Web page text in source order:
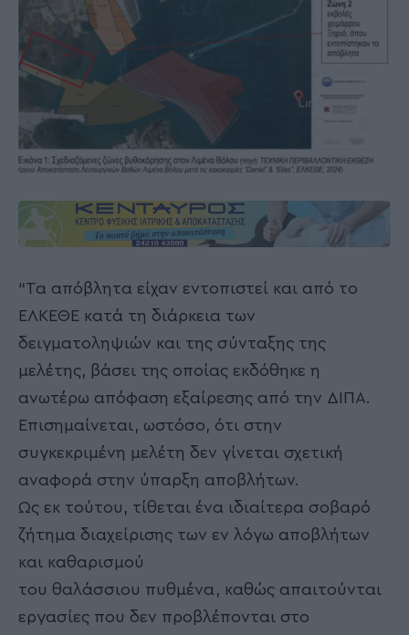
“Τα απόβλητα είχαν εντοπιστεί και από το
ΕΛΚΕΘΕ κατά τη διάρκεια των
δειγματοληψιών και της σύνταξης της
μελέτης, βάσει της οποίας εκδόθηκε η
ανωτέρω απόφαση εξαίρεσης από την ΔΙΠΑ.
Επισημαίνεται, ωστόσο, ότι στην
συγκεκριμένη μελέτη δεν γίνεται σχετική
αναφορά στην ύπαρξη αποβλήτων.
Ως εκ τούτου, τίθεται ένα ιδιαίτερα σοβαρό
ζήτημα διαχείρισης των εν λόγω αποβλήτων
και καθαρισμού
του θαλάσσιου πυθμένα, καθώς απαιτούνται
εργασίες που δεν προβλέπονται στο